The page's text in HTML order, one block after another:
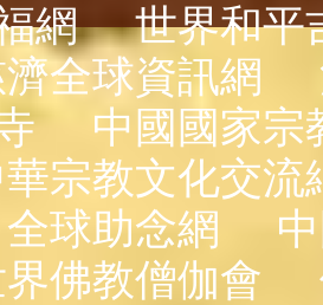
網
世界和平
全球資訊網
中國國家宗
宗教文化交流
全球助念網
佛教僧伽會